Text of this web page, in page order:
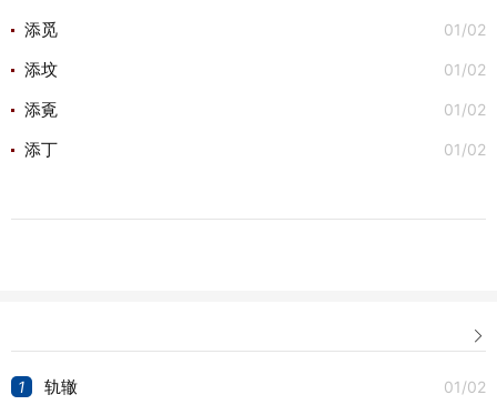
01/02
添觅
01/02
添坟
01/02
添覔
01/02
添丁

1 01/02
轨辙